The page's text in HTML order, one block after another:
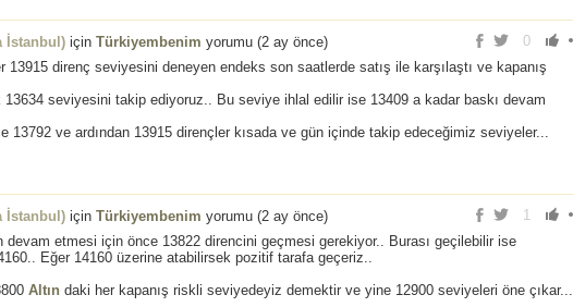
0
İstanbul) için Türkiyembenim yorumu (2 ay önce)
13915 direnç seviyesini deneyen endeks son saatlerde satış ile karşılaştı ve kapanış
13634 seviyesini takip ediyoruz.. Bu seviye ihlal edilir ise 13409 a kadar baskı devam
13792 ve ardından 13915 dirençler kısada ve gün içinde takip edeceğimiz seviyeler...
1
İstanbul) için Türkiyembenim yorumu (2 ay önce)
devam etmesi için önce 13822 direncini geçmesi gerekiyor.. Burası geçilebilir ise
Eğer 14160 üzerine atabilirsek pozitif tarafa geçeriz..
Altın daki her kapanış riskli seviyedeyiz demektir ve yine 12900 seviyeleri öne çıkar...